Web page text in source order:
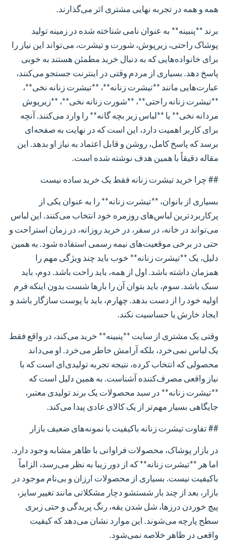
همه و همه در تجربه نهایی مشتری اثر می‌گذارند.
برند **پنبینه** به عنوان نامی شناخته شده در زمینه تولید
پوشاک راحتی، زیرپوش، شورت و تیشرت، می‌تواند این نیاز را
برای خانواده‌هایی که به دنبال خرید مطمئن هستند به خوبی
پاسخ دهد. بسیاری از مردم وقتی در اینترنت جستجو می‌کنند،
عبارت‌هایی مانند **تیشرت زنانه**، **تیشرت زنانه نخی**،
**تیشرت زنانه راحتی**، **شورت زنانه نخی**، **زیرپوش
مردانه نخی** یا **لباس زیر بچه گانه** را وارد می‌کنند. آنچه
برای کاربر اهمیت دارد، این است که در نهایت به صفحه‌ای
برسد که پاسخ کامل، روشن و قابل اعتماد به نیاز او بدهد. این
مقاله دقیقاً با همین هدف نوشته شده است.
## چرا خرید تیشرت زنانه فقط یک خرید ساده نیست
بسیاری از بانوان، **تیشرت زنانه** را به عنوان یکی از
پرکاربردترین لباس‌های روزمره خود انتخاب می‌کنند. این لباس
می‌تواند در خانه، در سفر، در خرید روزانه، در زمان استراحت و
حتی در برخی موقعیت‌های نیمه رسمی استفاده شود. به همین
دلیل، یک **تیشرت زنانه** خوب باید چند ویژگی مهم را
همزمان داشته باشد. اول از همه، باید راحت باشد. دوم، باید
سبک باشد. سوم، باید بتوان آن را بارها شست بدون اینکه فرم
اولیه خود را از دست بدهد. چهارم، باید با پوست سازگار باشد و
ایجاد خارش یا حساسیت نکند.
وقتی یک مشتری از سایت **پنبینه** خرید می‌کند، در واقع فقط
یک لباس نمی‌خرد، بلکه آرامش خاطر می‌خرد. او می‌داند
محصولی که انتخاب کرده، نتیجه تجربه تولیدی‌ای است که با
نیاز واقعی مصرف‌کننده آشناست. به همین دلیل است که
**تیشرت زنانه** در سبد محصولات یک برند تولیدی معتبر،
جایگاهی بسیار مهم‌تر از یک کالای عادی پیدا می‌کند.
## تفاوت تیشرت زنانه باکیفیت با نمونه‌های ضعیف بازار
در بازار پوشاک، محصولات فراوانی با ظاهر مشابه وجود دارد.
اما هر **تیشرت زنانه** که از دور زیبا به نظر می‌رسد، الزاماً
باکیفیت نیست. بسیاری از محصولات ارزان و بی‌نام موجود در
بازار، بعد از چند بار شستشو دچار مشکلاتی مانند تغییر سایز،
پیچ خوردن درزها، شل شدن یقه، رنگ پریدگی و حتی زبری
سطح پارچه می‌شوند. این موارد نشان می‌دهد که کیفیت
واقعی در ظاهر خلاصه نمی‌شود.